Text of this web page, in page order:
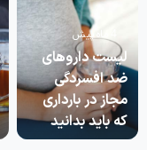
لیست داروهای
ضد افسردگی
مجاز در بارداری
که باید بدانید